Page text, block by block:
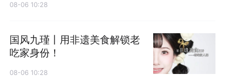
08-06 10:28
国风九瑾丨用非遗美食解锁老
吃家身份！
08-06 10:28